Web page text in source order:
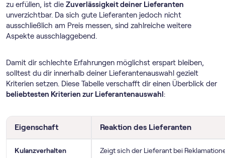
zu erfüllen, ist die Zuverlässigkeit deiner Lieferanten
unverzichtbar. Da sich gute Lieferanten jedoch nicht
ausschließlich am Preis messen, sind zahlreiche weitere
Aspekte ausschlaggebend.
Damit dir schlechte Erfahrungen möglichst erspart bleiben,
solltest du dir innerhalb deiner Lieferantenauswahl gezielt
Kriterien setzen. Diese Tabelle verschafft dir einen Überblick der
beliebtesten Kriterien zur Lieferantenauswahl :
Eigenschaft Reaktion des Lieferanten
Kulanzverhalten Zeigt sich der Lieferant bei